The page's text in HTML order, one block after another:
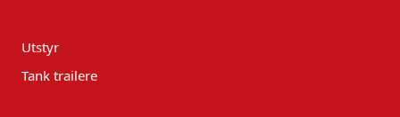
Utstyr
Tank trailere